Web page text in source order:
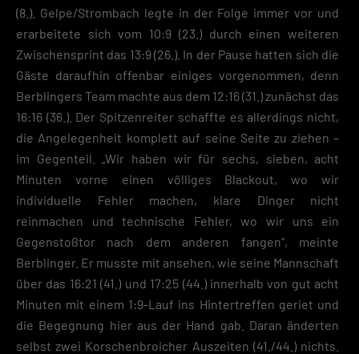
(8.). Gelpe/Strombach legte in der Folge immer vor und
erarbeitete sich vom 10:9 (23.) durch einen weiteren
Zwischensprint das 13:9 (26.). In der Pause hatten sich die
Gäste daraufhin offenbar einiges vorgenommen, denn
Berblingers Team machte aus dem 12:16 (31.) zunächst das
16:16 (36.). Der Spitzenreiter schaffte es allerdings nicht,
die Angelegenheit komplett auf seine Seite zu ziehen –
im Gegenteil. „Wir haben wir für sechs, sieben, acht
Minuten vorne einen völliges Blackout, wo wir
individuelle Fehler machen, klare Dinger nicht
reinmachen und technische Fehler, wo wir uns ein
Gegenstoßtor nach dem anderen fangen“, meinte
Berblinger. Er musste mit ansehen, wie seine Mannschaft
über das 16:21 (41.) und 17:25 (44.) innerhalb von gut acht
Minuten mit einem 1:9-Lauf ins Hintertreffen geriet und
die Begegnung hier aus der Hand gab. Daran änderten
selbst zwei Korschenbroicher Auszeiten (41./44.) nichts.